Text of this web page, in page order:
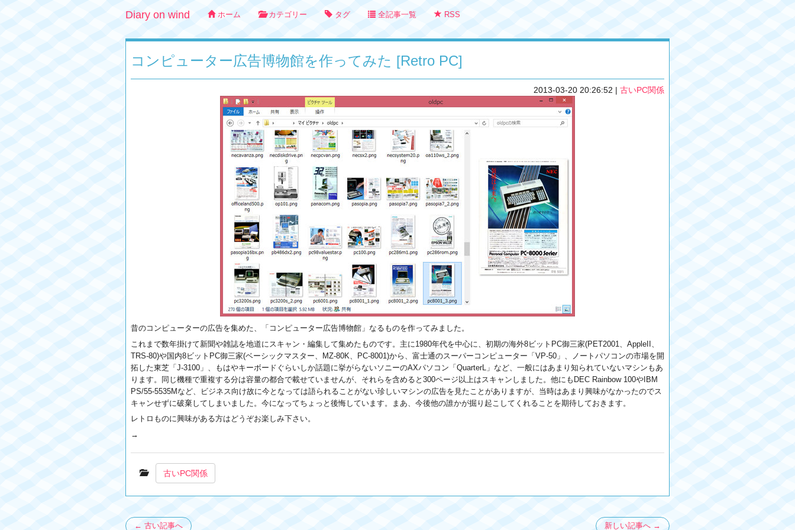
Diary on wind ホーム カテゴリー タグ 全記事一覧 RSS
コンピューター広告博物館を作ってみた [Retro PC]
2013-03-20 20:26:52 | 古いPC関係
昔のコンピューターの広告を集めた、「コンピューター広告博物館」なるものを作ってみました。
これまで数年掛けて新聞や雑誌を地道にスキャン・編集して集めたものです。主に1980年代を中心に、初期の海外8ビットPC御三家(PET2001、AppleII、
TRS-80)や国内8ビットPC御三家(ベーシックマスター、MZ-80K、PC-8001)から、富士通のスーパーコンピューター「VP-50」、ノートパソコンの市場を開
拓した東芝「J-3100」、もはやキーボードぐらいしか話題に挙がらないソニーのAXパソコン「QuarterL」など、一般にはあまり知られていないマシンもあ
ります。同じ機種で重複する分は容量の都合で載せていませんが、それらを含めると300ページ以上はスキャンしました。他にもDEC Rainbow 100やIBM
PS/55-5535Mなど、ビジネス向け故に今となっては語られることがない珍しいマシンの広告を見たことがありますが、当時はあまり興味がなかったのでス
キャンせずに破棄してしまいました。今になってちょっと後悔しています。まあ、今後他の誰かが掘り起こしてくれることを期待しておきます。
レトロものに興味がある方はどうぞお楽しみ下さい。
→
古いPC関係
← 古い記事へ 新しい記事へ →